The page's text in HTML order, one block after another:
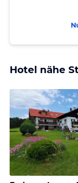
Hotel nähe